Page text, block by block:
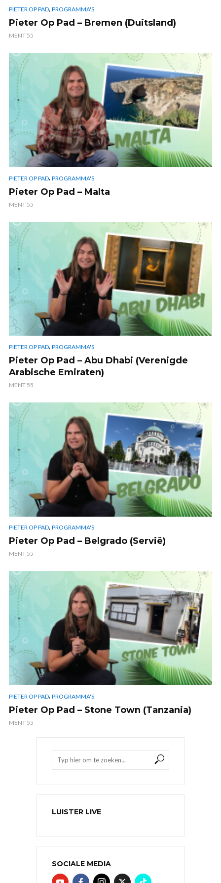
PIETER OP PAD, PROGRAMMA'S
Pieter Op Pad – Bremen (Duitsland)
MENT 55
PIETER OP PAD, PROGRAMMA'S
Pieter Op Pad – Malta
MENT 55
PIETER OP PAD, PROGRAMMA'S
Pieter Op Pad – Abu Dhabi (Verenigde
Arabische Emiraten)
MENT 55
PIETER OP PAD, PROGRAMMA'S
Pieter Op Pad – Belgrado (Servië)
MENT 55
PIETER OP PAD, PROGRAMMA'S
Pieter Op Pad – Stone Town (Tanzania)
MENT 55
LUISTER LIVE
SOCIALE MEDIA